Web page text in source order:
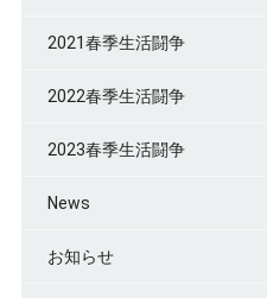
2021春季生活闘争
2022春季生活闘争
2023春季生活闘争
News
お知らせ